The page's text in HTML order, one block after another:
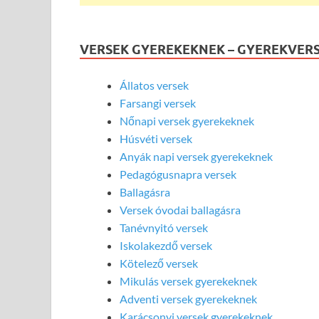
VERSEK GYEREKEKNEK –
Állatos versek
Farsangi versek
Nőnapi versek gyerekeknek
Húsvéti versek
Anyák napi versek gyerekeknek
Pedagógusnapra versek
Ballagásra
Versek óvodai ballagásra
Tanévnyitó versek
Iskolakezdő versek
Kötelező versek
Mikulás versek gyerekeknek
Adventi versek gyerekeknek